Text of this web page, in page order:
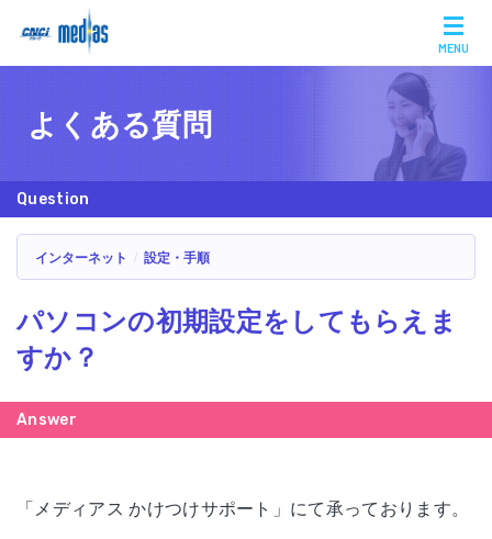
MENU
よくある質問
インターネット 設定・手順
パソコンの初期設定をしてもらえま
すか？
「メディアス かけつけサポート」にて承っております。